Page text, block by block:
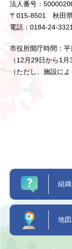
法人番号：
〒015-8501 秋田
電話：0184-24-
市役所開庁時間：
（12月29日から1月
（ただし、施設によ
組
地図